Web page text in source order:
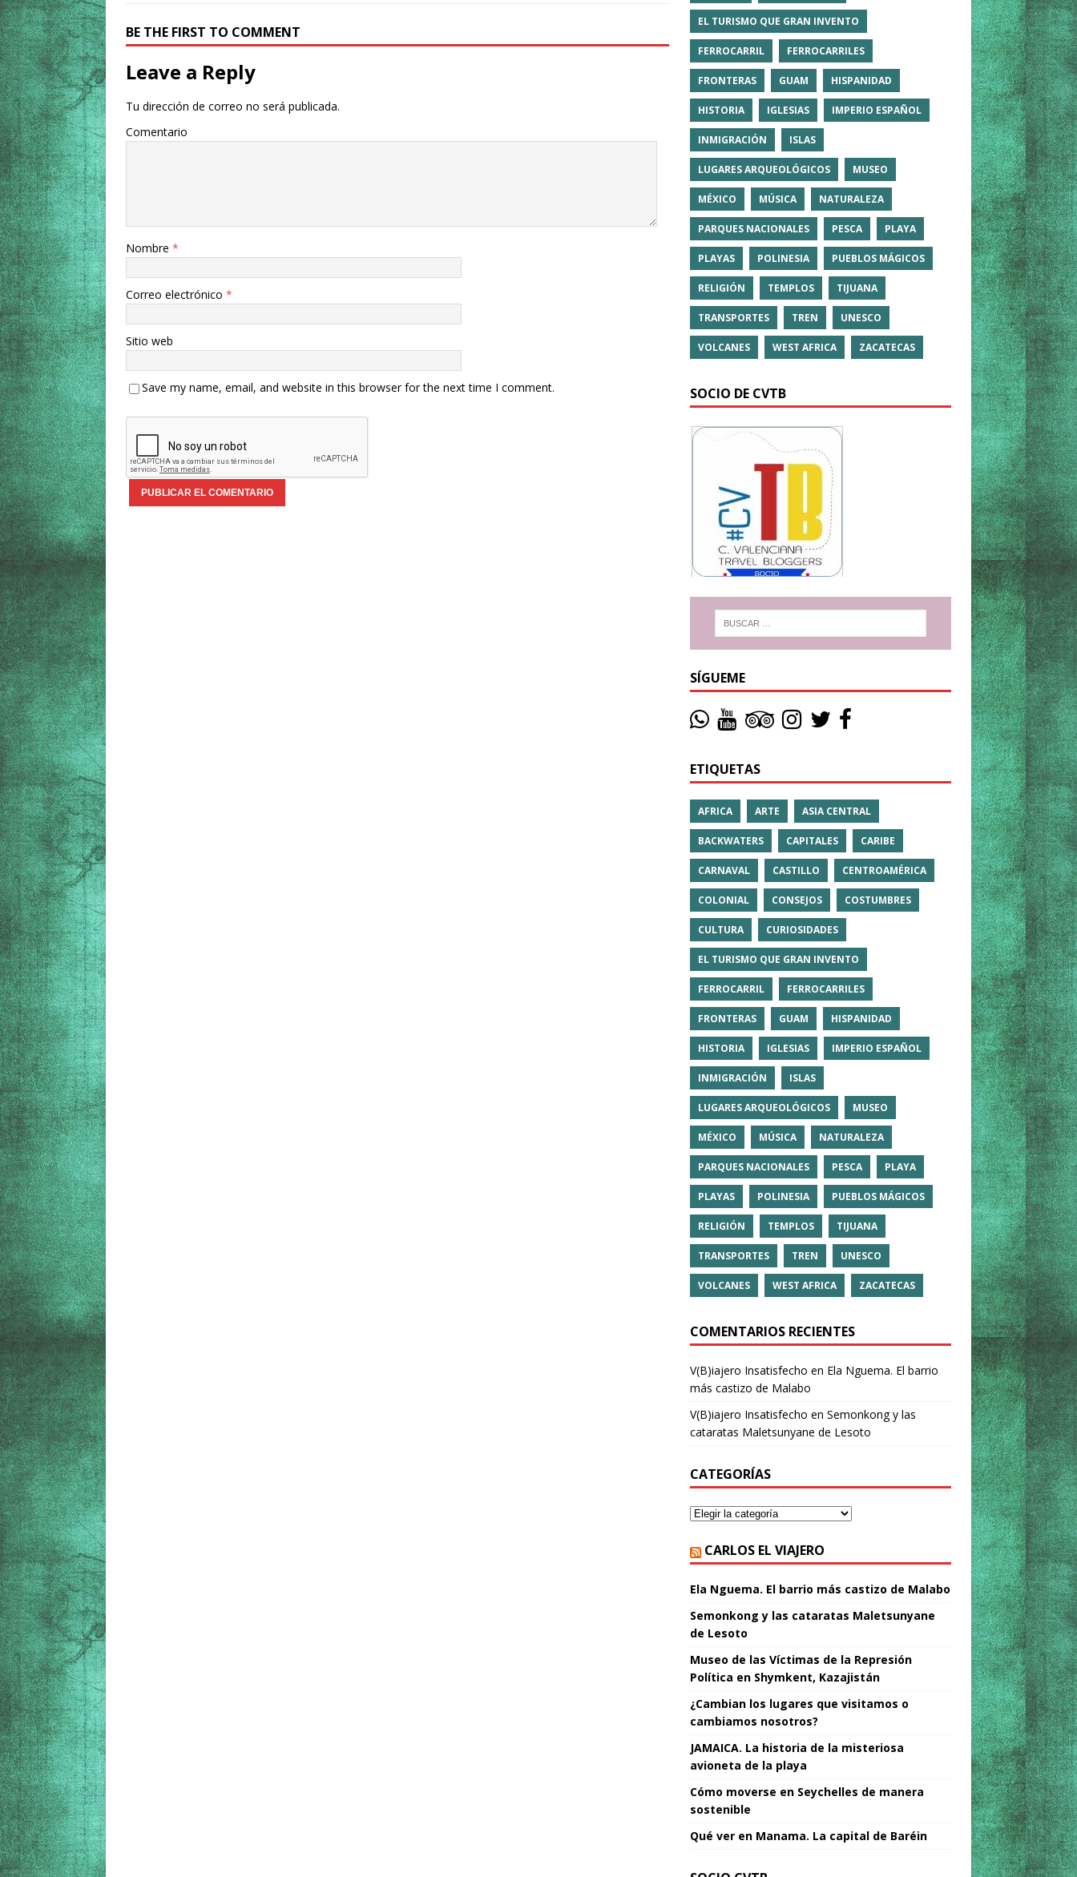
BE THE FIRST TO COMMENT
Leave a Reply
Tu dirección de correo no será publicada.
Comentario
Nombre *
Correo electrónico *
Sitio web
Save my name, email, and website in this browser for the next time I comment.
EL TURISMO QUE GRAN INVENTO
FERROCARRIL FERROCARRILES
FRONTERAS GUAM HISPANIDAD
HISTORIA IGLESIAS IMPERIO ESPAÑOL
INMIGRACIÓN ISLAS
LUGARES ARQUEOLÓGICOS MUSEO
MÉXICO MÚSICA NATURALEZA
PARQUES NACIONALES PESCA PLAYA
PLAYAS POLINESIA PUEBLOS MÁGICOS
RELIGIÓN TEMPLOS TIJUANA
TRANSPORTES TREN UNESCO
VOLCANES WEST AFRICA ZACATECAS
SOCIO DE CVTB
SÍGUEME
ETIQUETAS
AFRICA ARTE ASIA CENTRAL
BACKWATERS CAPITALES CARIBE
CARNAVAL CASTILLO CENTROAMÉRICA
COLONIAL CONSEJOS COSTUMBRES
CULTURA CURIOSIDADES
EL TURISMO QUE GRAN INVENTO
FERROCARRIL FERROCARRILES
FRONTERAS GUAM HISPANIDAD
HISTORIA IGLESIAS IMPERIO ESPAÑOL
INMIGRACIÓN ISLAS
LUGARES ARQUEOLÓGICOS MUSEO
MÉXICO MÚSICA NATURALEZA
PARQUES NACIONALES PESCA PLAYA
PLAYAS POLINESIA PUEBLOS MÁGICOS
RELIGIÓN TEMPLOS TIJUANA
TRANSPORTES TREN UNESCO
VOLCANES WEST AFRICA ZACATECAS
COMENTARIOS RECIENTES
V(B)iajero Insatisfecho en Ela Nguema. El barrio
más castizo de Malabo
V(B)iajero Insatisfecho en Semonkong y las
cataratas Maletsunyane de Lesoto
CATEGORÍAS
CARLOS EL VIAJERO
Ela Nguema. El barrio más castizo de Malabo
Semonkong y las cataratas Maletsunyane
de Lesoto
Museo de las Víctimas de la Represión
Política en Shymkent, Kazajistán
¿Cambian los lugares que visitamos o
cambiamos nosotros?
JAMAICA. La historia de la misteriosa
avioneta de la playa
Cómo moverse en Seychelles de manera
sostenible
Qué ver en Manama. La capital de Baréin